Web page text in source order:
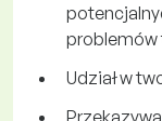
problemów
Udział w